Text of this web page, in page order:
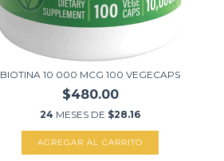
BIOTINA 10 000 MCG 100 VEGECAPS
$480.00
24 MESES DE $28.16